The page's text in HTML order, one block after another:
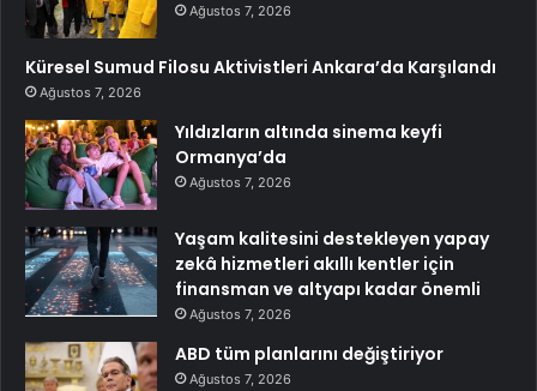
Ağustos 7, 2026
Küresel Sumud Filosu Aktivistleri Ankara’da Karşılandı
Ağustos 7, 2026
Yıldızların altında sinema keyfi
Ormanya’da
Ağustos 7, 2026
Yaşam kalitesini destekleyen yapay
zekâ hizmetleri akıllı kentler için
finansman ve altyapı kadar önemli
Ağustos 7, 2026
ABD tüm planlarını değiştiriyor
Ağustos 7, 2026